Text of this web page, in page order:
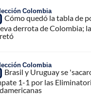
Colombia
Cómo quedó la tabla de
derrota de Colombia;
Colombia
Brasil y Uruguay se
1-1 por las